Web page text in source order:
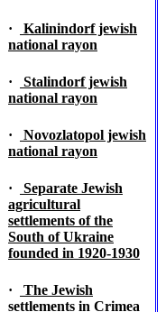
·
Kalinindorf jewish
national rayon
·
Stalindorf jewish
national rayon
·
Novozlatopol jewish
national rayon
·
Separate Jewish
agricultural
settlements of the
South of Ukraine
founded in 1920-1930
·
The Jewish
settlements in Crimea